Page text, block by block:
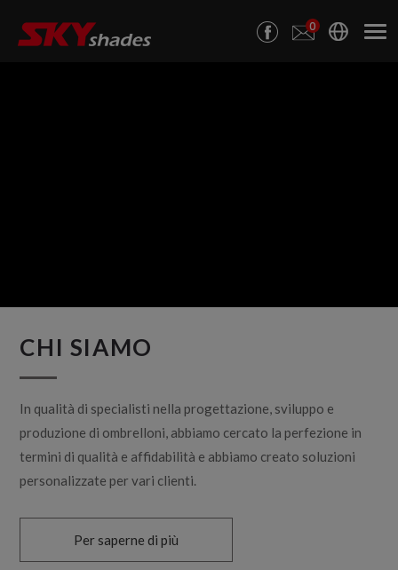
0
CHI SIAMO
In qualità di specialisti nella progettazione, sviluppo e
produzione di ombrelloni, abbiamo cercato la perfezione in
termini di qualità e affidabilità e abbiamo creato soluzioni
personalizzate per vari clienti.
Per saperne di più